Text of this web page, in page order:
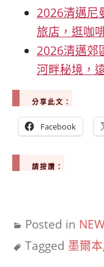
2026清邁尼
旅店，逛咖
2026清邁郊
河畔秘境，
分享此文：
Facebook
請按讚：
Posted in
Tagged 墨爾本